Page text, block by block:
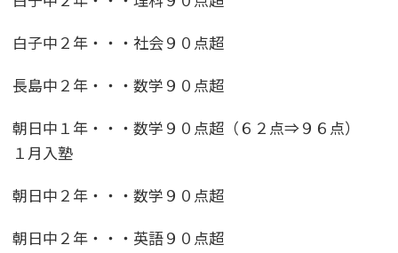
白子中２年・・・社会９０点超
長島中２年・・・数学９０点超
朝日中１年・・・数学９０点超（６２点⇒９６点）
１月入塾
朝日中２年・・・数学９０点超
朝日中２年・・・英語９０点超